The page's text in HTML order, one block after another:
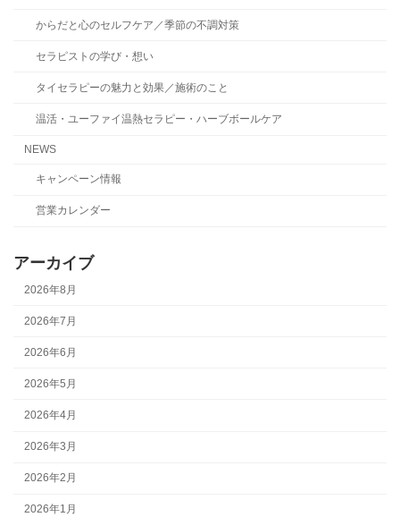
からだと心のセルフケア／季節の不調対策
セラピストの学び・想い
タイセラピーの魅力と効果／施術のこと
温活・ユーファイ温熱セラピー・ハーブボールケア
NEWS
キャンペーン情報
営業カレンダー
アーカイブ
2026年8月
2026年7月
2026年6月
2026年5月
2026年4月
2026年3月
2026年2月
2026年1月